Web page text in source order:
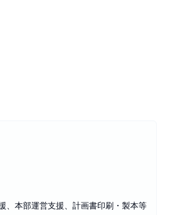
、本部運営支援、計画書印刷・製本等